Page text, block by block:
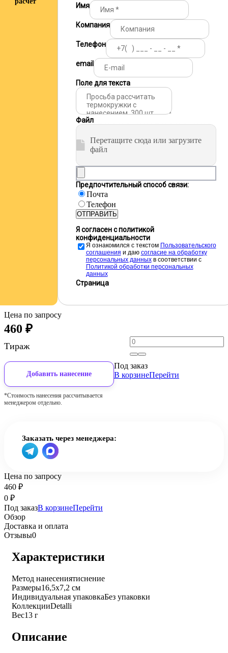
Имя
Компания
Телефон
email
Поле для текста
Файл
Перетащите сюда или загрузите
файл
Предпочтительный способ связи:
Почта
Телефон
ОТПРАВИТЬ
Я согласен с политикой
конфиденциальности
Я ознакомился с текстом Пользовательского
соглашения и даю cогласие на обработку
персональных данныхв соответствии с
Политикой обработки персональных
данных
Страница
Цена по запросу
460 ₽
Тираж
Добавить нанесение
*Стоимость нанесения рассчитывается
менеджером отдельно.
Под заказ
В корзинеПерейти
Заказать через менеджера:
Цена по запросу
460 ₽
0 ₽
Под заказВ корзинеПерейти
Обзор
Доставка и оплата
Отзывы0
Характеристики
Метод нанесениятиснение
Размеры16,5х7,2 см
Индивидуальная упаковкаБез упаковки
КоллекцииDetalli
Вес13 г
Описание